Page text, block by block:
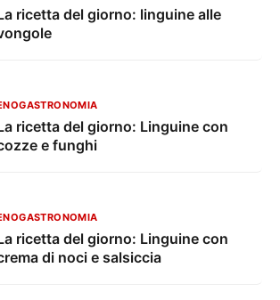
ricetta del giorno: linguine alle
ricetta del giorno: Linguine con
e funghi
ricetta del giorno: Linguine con
di noci e salsiccia